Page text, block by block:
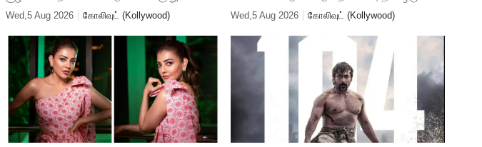
இருந்துள்ளது. தோல்விகள் வந்தாலும் அந்த
Wed,5 Aug 2026 கோலிவுட் (Kollywood)
பாகத்திற்கு ரூ. 2000 கோடி பட்ஜெட் என
Wed,5 Aug 2026 கோலிவுட் (Kollywood)